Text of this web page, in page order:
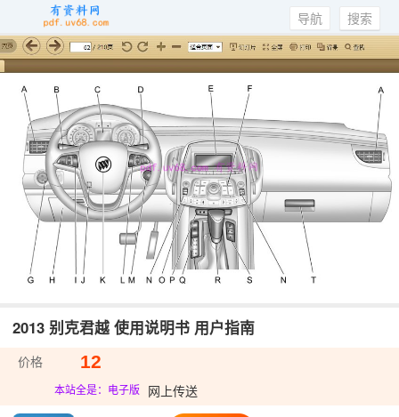
搜索
导航
2013 别克君越 使用说明书 用户指南
价格 12
本站全是：电子版 网上传送